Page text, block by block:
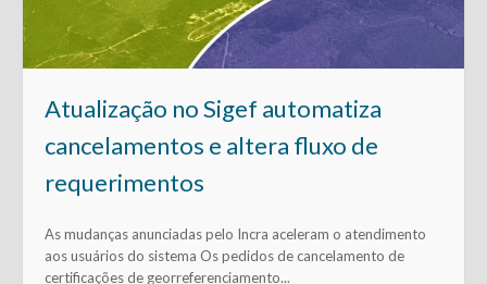
Atualização no Sigef automatiza
cancelamentos e altera fluxo de
requerimentos
As mudanças anunciadas pelo Incra aceleram o atendimento
aos usuários do sistema Os pedidos de cancelamento de
certificações de georreferenciamento...